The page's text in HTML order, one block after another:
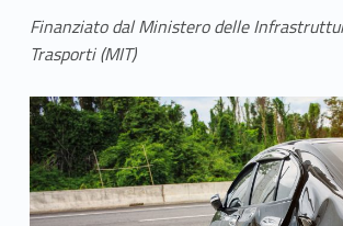
Finanziato dal Ministero delle
Trasporti (MIT)